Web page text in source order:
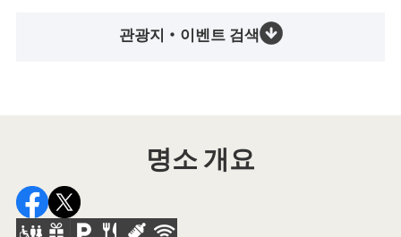
관광지・이벤트 검색
명소 개요